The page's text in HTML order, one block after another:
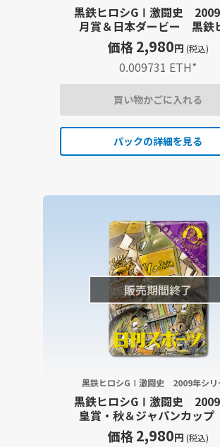
黒鉄ヒロシGⅠ激闘史
月賞＆日本ダービー 黒鉄
シイラスト
価格2,980円 (税込)
0.009731 ETH*
買い物かごに入れる
パックの詳細を見る
販売期間終了
黒鉄ヒロシGⅠ激闘史 2009年シリ
黒鉄ヒロシGⅠ激闘史
皇賞・秋＆ジャパンカッ
鉄ヒロシイラスト
価格2,980円 (税込)